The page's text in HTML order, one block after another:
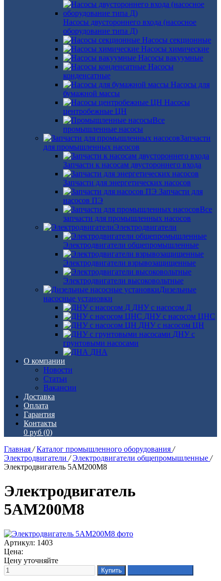
Насосы двустороннего входа (насосное
оборудование типа Д)
Насосы секционные
Насосы химические
Насосы вакуумные
Насосы
конденсатные
Насосы для
бумажной массы
Насосы
центробежные ЦН
Все
промышленные насосы
Запчасти
для промышленных насосов
Запчасти к насосам двустороннего входа
Запчасти для энергетических насосов
Запчасти для
насосов ПЭ
Все
запчасти для промышленных насосов
Электродвигатели
Электродвигатели общепромышленные
Электродвигатели взрывозащищенные
Электродвигатели высоковольтные
Дизельные
насосные установки
ДНУ с насосом Д
ДНУ с насосом ЦНС
ДНУ с насосом ЦН
ДНУ с
грунтовыми насосами
ДНА
О компании
Новости
Статьи
Вакансии
Доставка
Оплата
Гарантия
Контакты
0 руб (0)
Главная / Каталог промышленного оборудования /
Электродвигатели / Электродвигатели общепромышленные /
Электродвигатель 5АМ200М8
Электродвигатель
5АМ200М8
Артикул: 1403
Цена:
Цену уточняйте